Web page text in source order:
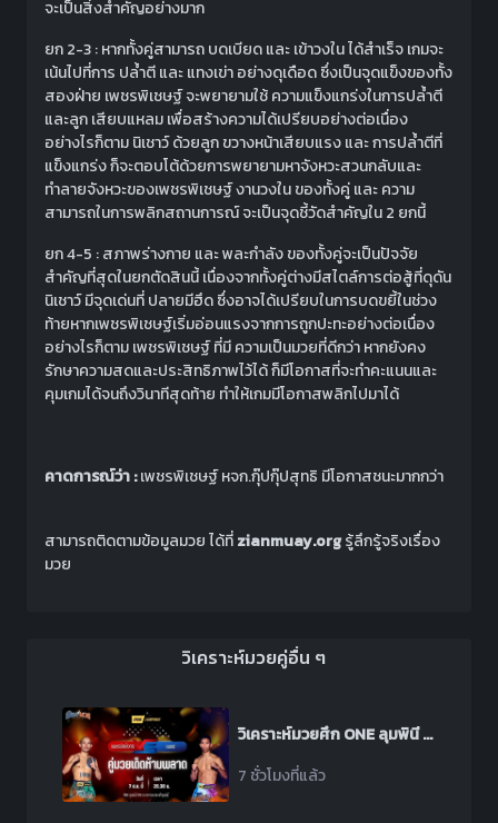
จะเป็นสิ่งสำคัญอย่างมาก
ยก 2-3 : หากทั้งคู่สามารถ บดเบียด และ เข้าวงใน ได้สำเร็จ เกมจะ
เน้นไปที่การ ปล้ำตี และ แทงเข่า อย่างดุเดือด ซึ่งเป็นจุดแข็งของทั้ง
สองฝ่าย เพชรพิเชษฐ์ จะพยายามใช้ ความแข็งแกร่งในการปล้ำตี
และลูก เสียบแหลม เพื่อสร้างความได้เปรียบอย่างต่อเนื่อง
อย่างไรก็ตาม นิเชาว์ ด้วยลูก ขวางหน้าเสียบแรง และ การปล้ำตีที่
แข็งแกร่ง ก็จะตอบโต้ด้วยการพยายามหาจังหวะสวนกลับและ
ทำลายจังหวะของเพชรพิเชษฐ์ งานวงใน ของทั้งคู่ และ ความ
สามารถในการพลิกสถานการณ์ จะเป็นจุดชี้วัดสำคัญใน 2 ยกนี้
ยก 4-5 : สภาพร่างกาย และ พละกำลัง ของทั้งคู่จะเป็นปัจจัย
สำคัญที่สุดในยกตัดสินนี้ เนื่องจากทั้งคู่ต่างมีสไตล์การต่อสู้ที่ดุดัน
นิเชาว์ มีจุดเด่นที่ ปลายมีฮึด ซึ่งอาจได้เปรียบในการบดขยี้ในช่วง
ท้ายหากเพชรพิเชษฐ์เริ่มอ่อนแรงจากการถูกปะทะอย่างต่อเนื่อง
อย่างไรก็ตาม เพชรพิเชษฐ์ ที่มี ความเป็นมวยที่ดีกว่า หากยังคง
รักษาความสดและประสิทธิภาพไว้ได้ ก็มีโอกาสที่จะทำคะแนนและ
คุมเกมได้จนถึงวินาทีสุดท้าย ทำให้เกมมีโอกาสพลิกไปมาได้
คาดการณ์ว่า :เพชรพิเชษฐ์ หจก.กุ๊ปกุ๊ปสุทธิ มีโอกาสชนะมากกว่า
สามารถติดตามข้อมูลมวย ได้ที่zianmuay.orgรู้ลึกรู้จริงเรื่อง
มวย
วิเคราะห์มวยคู่อื่น ๆ
วิเคราะห์มวยศึก ONE ลุมพินี 165 ระหว่าง เพชรนิลมังกร น้ำแข็งไอซ์แลนด์ พบ เพชร สวนหลวงรถยก
7 ชั่วโมงที่แล้ว